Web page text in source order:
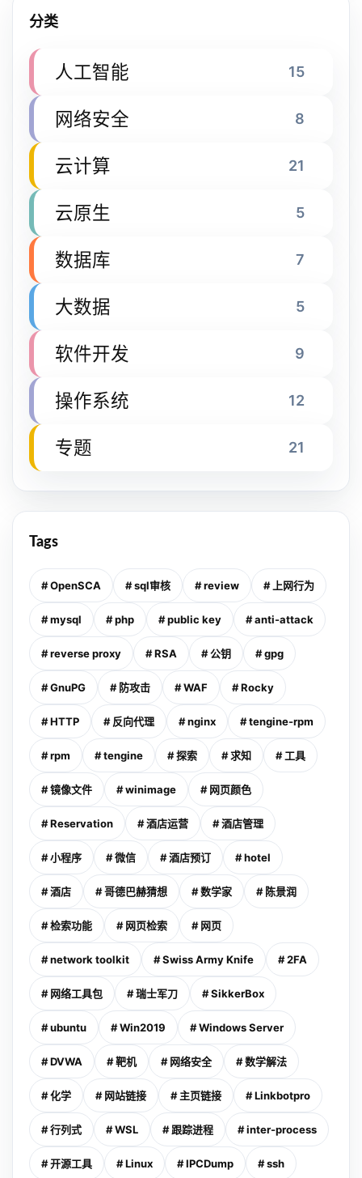
分类
人工智能 15
网络安全 8
云计算 21
云原生 5
数据库 7
大数据 5
软件开发 9
操作系统 12
专题 21
Tags
# OpenSCA # sql审核 # review # 上网行为
# mysql # php # public key # anti-attack
# reverse proxy # RSA # 公钥 # gpg
# GnuPG # 防攻击 # WAF # Rocky
# HTTP # 反向代理 # nginx # tengine-rpm
# rpm # tengine # 探索 # 求知 # 工具
# 镜像文件 # winimage # 网页颜色
# Reservation # 酒店运营 # 酒店管理
# 小程序 # 微信 # 酒店预订 # hotel
# 酒店 # 哥德巴赫猜想 # 数学家 # 陈景润
# 检索功能 # 网页检索 # 网页
# network toolkit # Swiss Army Knife # 2FA
# 网络工具包 # 瑞士军刀 # SikkerBox
# ubuntu # Win2019 # Windows Server
# DVWA # 靶机 # 网络安全 # 数学解法
# 化学 # 网站链接 # 主页链接 # Linkbotpro
# 行列式 # WSL # 跟踪进程 # inter-process
# 开源工具 # Linux # IPCDump # ssh